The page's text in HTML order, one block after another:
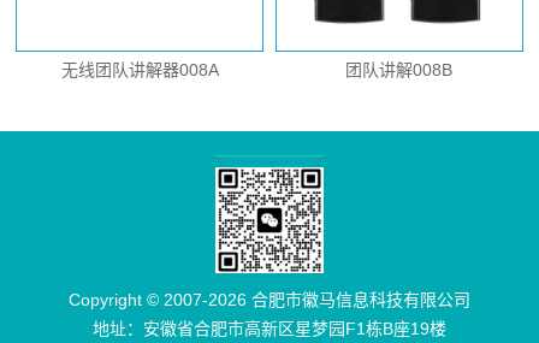
无线团队讲解器008A 团队讲解008B
Copyright © 2007-2026 合肥市徽马信息科技有限公司
地址：安徽省合肥市高新区星梦园F1栋B座19楼